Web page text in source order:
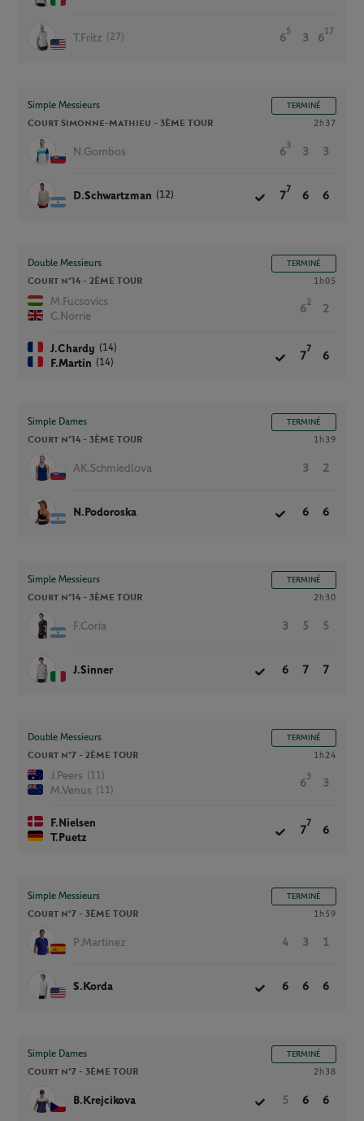
T.Fritz (27) 6
5
3 6
17
Simple Messieurs TERMINÉ
Court Simonne-Mathieu -3ÈME TOUR 2h37
N.Gombos 6
3
3 3
D.Schwartzman (12) 7
7
6 6
Double Messieurs TERMINÉ
Court n°14 -2ÈME TOUR 1h05
M.Fucsovics
C.Norrie
6
2
2
J.Chardy (14)
F.Martin (14)
7
7
6
Simple Dames TERMINÉ
Court n°14 -3ÈME TOUR 1h39
AK.Schmiedlova 3 2
N.Podoroska 6 6
Simple Messieurs TERMINÉ
Court n°14 -3ÈME TOUR 2h30
F.Coria 3 5 5
J.Sinner 6 7 7
Double Messieurs TERMINÉ
Court n°7 -2ÈME TOUR 1h24
J.Peers (11)
M.Venus (11)
6
3
3
F.Nielsen
T.Puetz
7
7
6
Simple Messieurs TERMINÉ
Court n°7 -3ÈME TOUR 1h59
P.Martinez 4 3 1
S.Korda 6 6 6
Simple Dames TERMINÉ
Court n°7 -3ÈME TOUR 2h38
B.Krejcikova 5 6 6